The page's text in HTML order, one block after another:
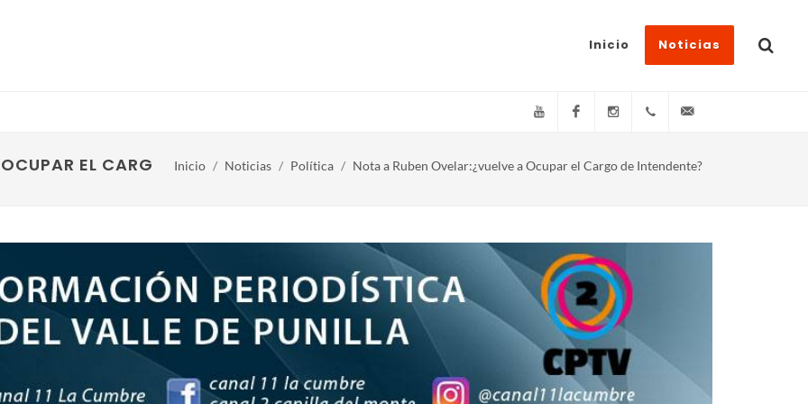
Inicio Noticias
YouTube FacebookInstagram(+54)(9)3548-576073
EL CARGO DE INTENDENTE?
Inicio Noticias Política Nota a Ruben Ovelar:¿vuelve a Ocupar el Cargo de Intendente?